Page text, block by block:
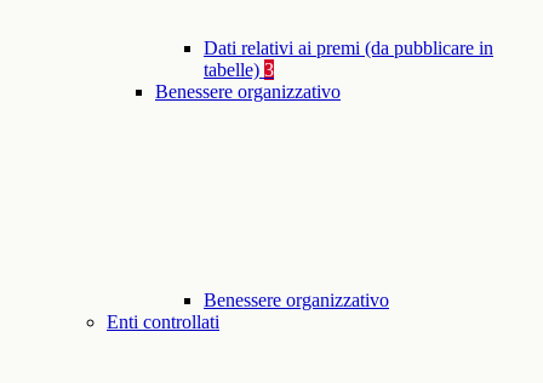
Dati relativi ai premi (da pubblicare in
tabelle) 3
Benessere organizzativo
Benessere organizzativo
Enti controllati